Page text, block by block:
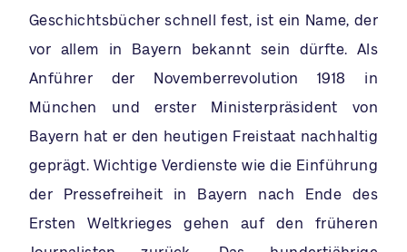
Geschichtsbücher schnell fest, ist ein Name, der
vor allem in Bayern bekannt sein dürfte. Als
Anführer der Novemberrevolution 1918 in
München und erster Ministerpräsident von
Bayern hat er den heutigen Freistaat nachhaltig
geprägt. Wichtige Verdienste wie die Einführung
der Pressefreiheit in Bayern nach Ende des
Ersten Weltkrieges gehen auf den früheren